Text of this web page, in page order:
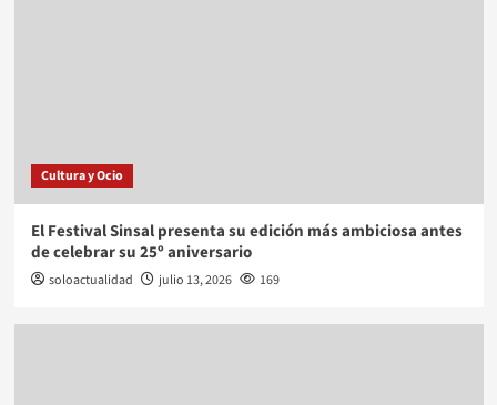
Cultura y Ocio
El Festival Sinsal presenta su edición más ambiciosa antes
de celebrar su 25º aniversario
soloactualidad julio 13, 2026 169